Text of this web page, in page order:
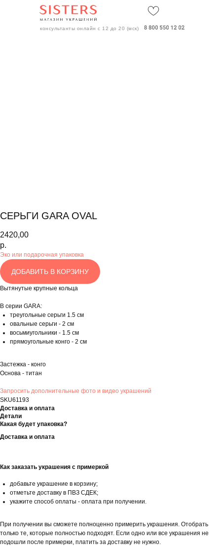
консультанты онлайн с 12 до 20 (мск)
СЕРЬГИ GARA OVAL
2420,00
р.
Эко или подарочная упаковка
ДОБАВИТЬ В КОРЗИНУ
Вытянутые крупные кольца
В серии GARA:
треугольные серьги 1.5 см
овальные серьги - 2 см
восьмиугольники - 1.5 см
прямоугольные конго - 2 см
Застежка - конго
Основа - титан
Запросить дополнительные фото и видео украшений
SKU61193
Доставка и оплата
Детали
Какая будет упаковка?
Доставка и оплата
Как заказать украшения с примеркой
добавьте украшение в корзину;
отметьте доставку в ПВЗ СДЕК;
укажите способ оплаты - оплата при получении.
При получении вы сможете полноценно примерить украшения. Отобрать
только те, которые полностью подходят. Если одно или все украшения не
подошли после примерки, платить за доставку не нужно.